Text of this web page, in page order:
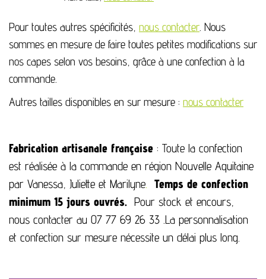
Pour toutes autres spécificités, nous contacter . Nous
sommes en mesure de faire toutes petites modifications sur
nos capes selon vos besoins, grâce à une confection à la
commande.
Autres tailles disponibles en sur mesure : nous contacter
Fabrication artisanale française : Toute la confection
est réalisée à la commande en région Nouvelle Aquitaine
par Vanessa, Juliette et Marilyne. Temps de confection
minimum 15 jours ouvrés. Pour stock et encours,
nous contacter au 07 77 69 26 33 .La personnalisation
et confection sur mesure nécessite un délai plus long.